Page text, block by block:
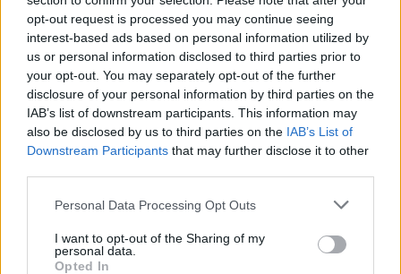
opt-out request is processed you may continue seeing
interest-based ads based on personal information utilized by
us or personal information disclosed to third parties prior to
your opt-out. You may separately opt-out of the further
disclosure of your personal information by third parties on the
IAB’s list of downstream participants. This information may
also be disclosed by us to third parties on the IAB’s List of
Downstream Participants that may further disclose it to other
Personal Data Processing Opt Outs
I want to opt-out of the Sharing of my
personal data.
Opted In
900 ezres a fizetés átlagosan ennél a hazai
vállalatnál: sok álláshoz még tapasztalat sem
kell
Heti összefoglaló a Pénzcentrum legolvasottabb